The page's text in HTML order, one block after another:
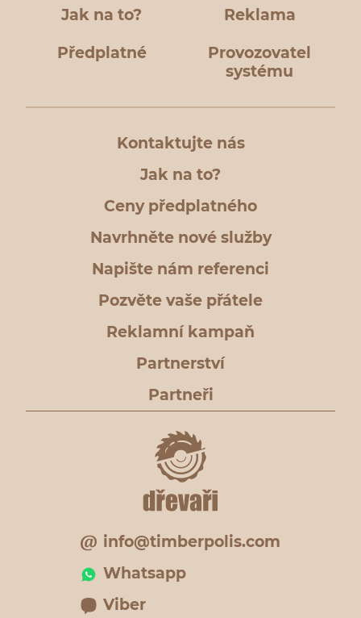
Jak na to? Reklama
Předplatné
Provozovatel
systému
Kontaktujte nás
Jak na to?
Ceny předplatného
Navrhněte nové služby
Napište nám referenci
Pozvěte vaše přátele
Reklamní kampaň
Partnerství
Partneři
info@timberpolis.com
Whatsapp
Viber